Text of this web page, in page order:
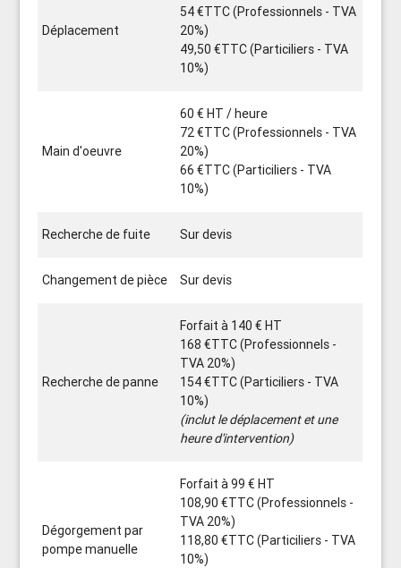
Déplacement
54 €TTC (Professionnels - TVA
20%)
49,50 €TTC (Particiliers - TVA
10%)
Main d'oeuvre
60 € HT / heure
72 €TTC (Professionnels - TVA
20%)
66 €TTC (Particiliers - TVA
10%)
Recherche de fuite Sur devis
Changement de pièce Sur devis
Recherche de panne
Forfait à 140 € HT
168 €TTC (Professionnels -
TVA 20%)
154 €TTC (Particiliers - TVA
10%)
(inclut le déplacement et une
heure d'intervention)
Dégorgement par
pompe manuelle
Forfait à 99 € HT
108,90 €TTC (Professionnels -
TVA 20%)
118,80 €TTC (Particiliers - TVA
10%)